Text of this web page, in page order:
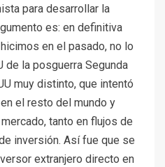
para desarrollar la
es: en definitiva
en el pasado, no lo
de la posguerra Segunda
muy distinto, que intentó
el resto del mundo y
tanto en flujos de
inversión. Así fue que se
extranjero directo en